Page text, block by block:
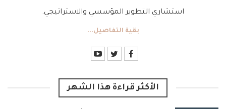
استشاري التطوير المؤسسي والاستراتيجي.
بقية التفاصيل...
الأكثر قراءة هذا الشهر